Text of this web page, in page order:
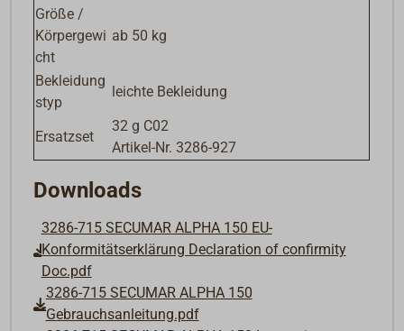
Größe /
Körpergewi
cht
ab 50 kg
Bekleidung
styp
leichte Bekleidung
Ersatzset
32 g C02
Artikel-Nr. 3286-927
Downloads
3286-715 SECUMAR ALPHA 150 EU-
Konformitätserklärung Declaration of confirmity
Doc.pdf
3286-715 SECUMAR ALPHA 150
Gebrauchsanleitung.pdf